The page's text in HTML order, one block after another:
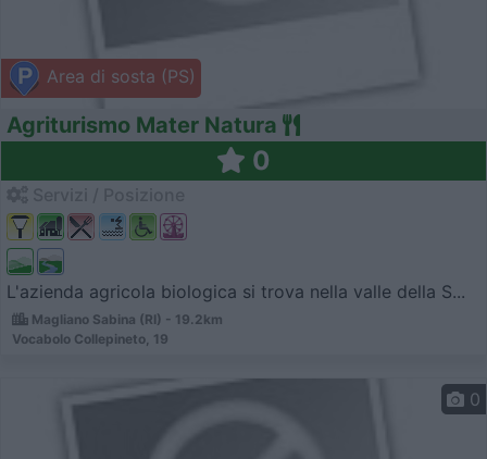
Area di sosta (PS)
Agriturismo Mater Natura
0
L'azienda agricola biologica si trova nella valle della S...
Magliano Sabina (RI) - 19.2km
Vocabolo Collepineto, 19
0